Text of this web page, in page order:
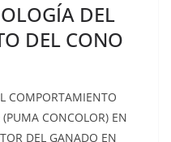
DEL
DEL CONO
COMPORTAMIENTO
CONCOLOR) EN
DEL GANADO EN